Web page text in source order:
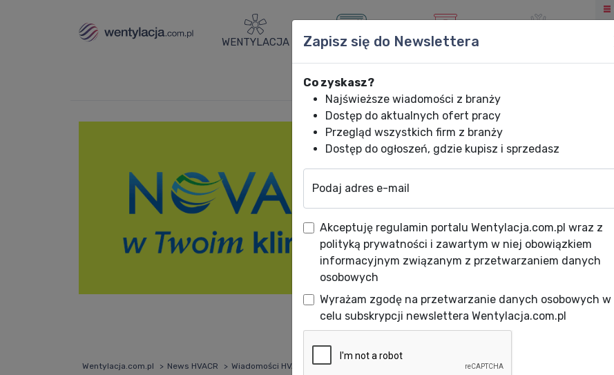
WENTYLACJA KLIMATYZACJA OGRZEWANIE
Wentylacja.com.pl News HVACR Wiadomości HVACR SYSTEMY WENTYLACJI PRZEMYSŁOWEJ
Zapisz się do Newslettera
Co zyskasz?
Najświeższe wiadomości z branży
Dostęp do aktualnych ofert pracy
Przegląd wszystkich firm z branży
Dostęp do ogłoszeń, gdzie kupisz i sprzedasz
Podaj adres e-mail
Akceptuję regulamin portalu Wentylacja.com.pl wraz z
polityką prywatności i zawartym w niej obowiązkiem
informacyjnym związanym z przetwarzaniem danych
osobowych
Wyrażam zgodę na przetwarzanie danych osobowych w
celu subskrypcji newslettera Wentylacja.com.pl